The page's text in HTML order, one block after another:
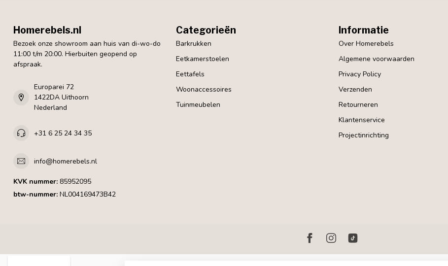
Homerebels.nl
Bezoek onze showroom aan huis van di-wo-do
11:00 t/m 20:00. Hierbuiten geopend op
afspraak.
Europarei 72
1422DA Uithoorn
Nederland
+31 6 25 24 34 35
info@homerebels.nl
KVK nummer: 85952095
btw-nummer: NL004169473B42
Categorieën
Barkrukken
Eetkamerstoelen
Eettafels
Woonaccessoires
Tuinmeubelen
Informatie
Over Homerebels
Algemene voorwaarden
Privacy Policy
Verzenden
Retourneren
Klantenservice
Projectinrichting